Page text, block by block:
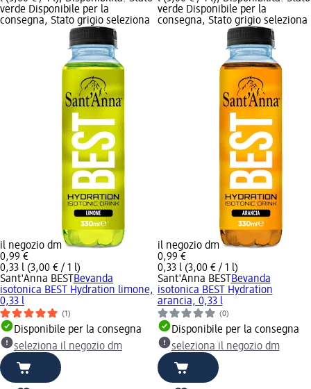
verde Disponibile per la
consegna, Stato grigio seleziona
il negozio dm
0,99 €
0,33 l (3,00 € / 1 l)
Sant'Anna BEST
Bevanda
isotonica BEST Hydration limone,
0,33 l
(1)
Disponibile per la consegna
seleziona il negozio dm
verde Disponibile per la
consegna, Stato grigio seleziona
il negozio dm
0,99 €
0,33 l (3,00 € / 1 l)
Sant'Anna BEST
Bevanda
isotonica BEST Hydration
arancia, 0,33 l
(0)
Disponibile per la consegna
seleziona il negozio dm